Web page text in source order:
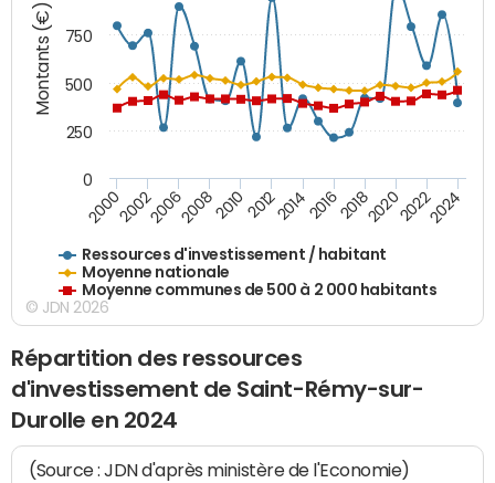
Montants (€)
Ressources d'investissement / habitant
Moyenne nationale
Moyenne communes de 500 à 2 000 habitants
200020022006200820102012201420162018202020222024
0
250
500
750
© JDN 2026
Répartition des ressources
d'investissement de Saint-Rémy-sur-
Durolle en 2024
(Source : JDN d'après ministère de l'Economie)